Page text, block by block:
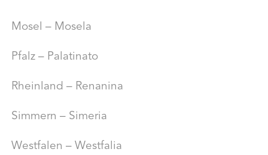
Mosel – Mosela
Pfalz – Palatinato
Rheinland – Renanina
Simmern – Simeria
Westfalen – Westfalia